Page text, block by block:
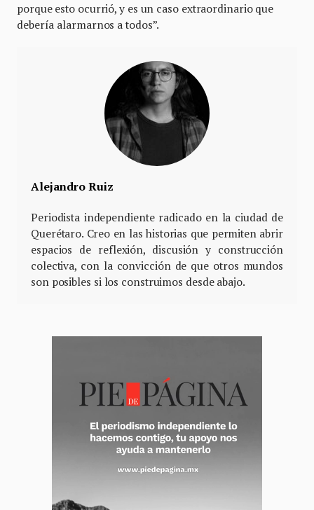
porque esto ocurrió, y es un caso extraordinario que
debería alarmarnos a todos”.
Alejandro Ruiz
Periodista independiente radicado en la ciudad de
Querétaro. Creo en las historias que permiten abrir
espacios de reflexión, discusión y construcción
colectiva, con la convicción de que otros mundos
son posibles si los construimos desde abajo.